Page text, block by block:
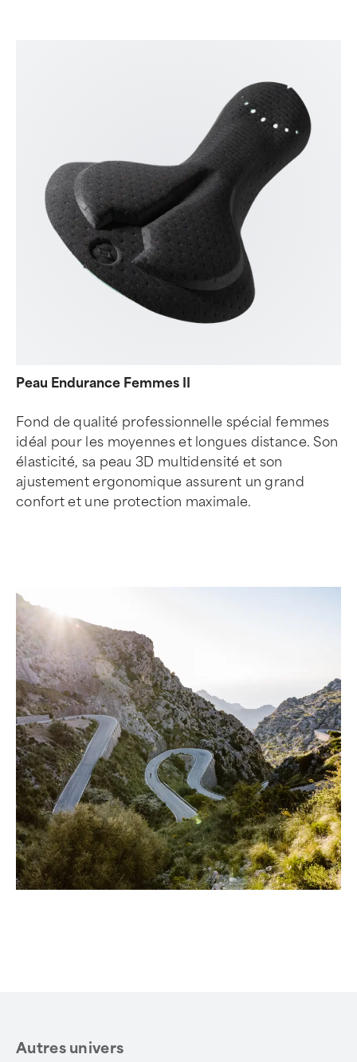
Peau Endurance Femmes II
Fond de qualité professionnelle spécial femmes
idéal pour les moyennes et longues distance. Son
élasticité, sa peau 3D multidensité et son
ajustement ergonomique assurent un grand
confort et une protection maximale.
Autres univers